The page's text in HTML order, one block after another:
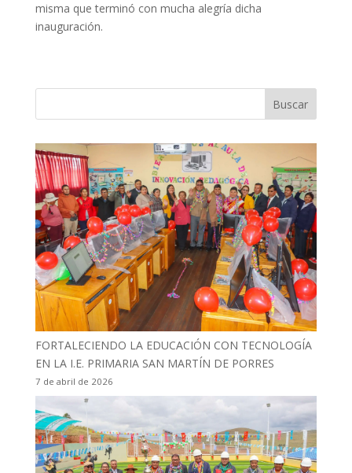
misma que terminó con mucha alegría dicha
inauguración.
FORTALECIENDO LA EDUCACIÓN CON TECNOLOGÍA
EN LA I.E. PRIMARIA SAN MARTÍN DE PORRES
7 de abril de 2026